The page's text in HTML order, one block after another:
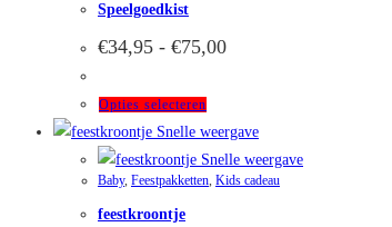
Speelgoedkist
€34,95 - €75,00Prijsklasse:
Opties selecteren
product
heeft
meerdere
Snelle weergave
Snelle weergave
Baby, Feestpakketten, Kids cadeau
feestkroontje